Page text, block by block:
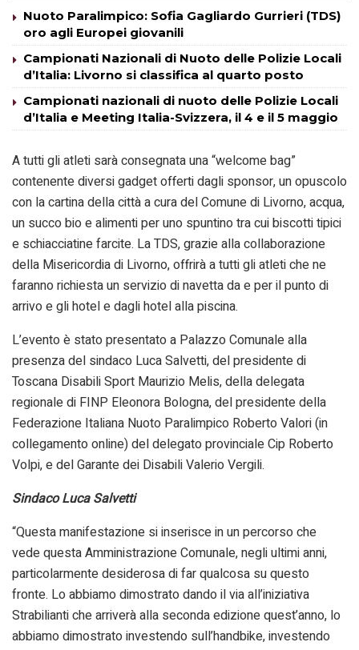
Nuoto Paralimpico: Sofia Gagliardo Gurrieri (TDS)
oro agli Europei giovanili
Campionati Nazionali di Nuoto delle Polizie Locali
d’Italia: Livorno si classifica al quarto posto
Campionati nazionali di nuoto delle Polizie Locali
d’Italia e Meeting Italia-Svizzera, il 4 e il 5 maggio
A tutti gli atleti sarà consegnata una “welcome bag”
contenente diversi gadget offerti dagli sponsor, un opuscolo
con la cartina della città a cura del Comune di Livorno, acqua,
un succo bio e alimenti per uno spuntino tra cui biscotti tipici
e schiacciatine farcite. La TDS, grazie alla collaborazione
della Misericordia di Livorno, offrirà a tutti gli atleti che ne
faranno richiesta un servizio di navetta da e per il punto di
arrivo e gli hotel e dagli hotel alla piscina.
L’evento è stato presentato a Palazzo Comunale alla
presenza del sindaco Luca Salvetti, del presidente di
Toscana Disabili Sport Maurizio Melis, della delegata
regionale di FINP Eleonora Bologna, del presidente della
Federazione Italiana Nuoto Paralimpico Roberto Valori (in
collegamento online) del delegato provinciale Cip Roberto
Volpi, e del Garante dei Disabili Valerio Vergili.
Sindaco Luca Salvetti
“Questa manifestazione si inserisce in un percorso che
vede questa Amministrazione Comunale, negli ultimi anni,
particolarmente desiderosa di far qualcosa su questo
fronte. Lo abbiamo dimostrato dando il via all’iniziativa
Strabilianti che arriverà alla seconda edizione quest’anno, lo
abbiamo dimostrato investendo sull’handbike, investendo